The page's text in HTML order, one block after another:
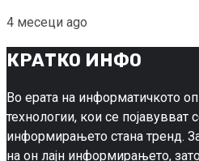
4 месеци ago
КРАТКО ИНФО
Во ерата на информатичкото
технологии, кои се појавувват
информирањето стана тренд.
на он лајн информирањето,